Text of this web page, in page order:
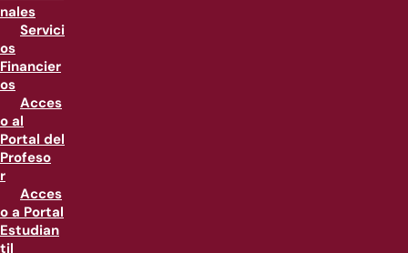
nales
Servici
os
Financier
os
Acces
o al
Portal del
Profeso
r
Acces
o a Portal
Estudian
til